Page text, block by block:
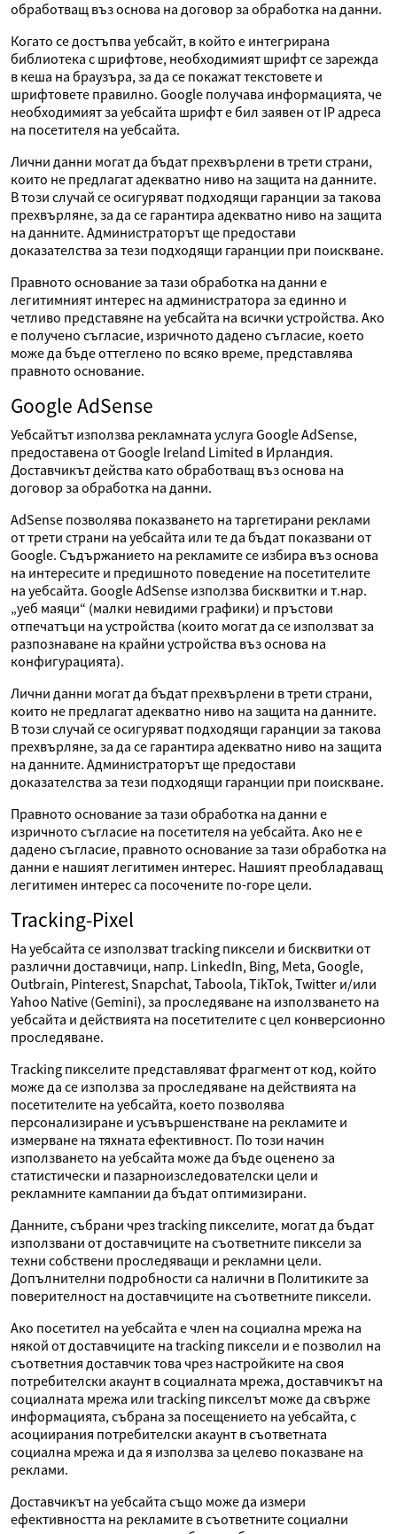
обработващ въз основа на договор за обработка на данни.
Когато се достъпва уебсайт, в който е интегрирана
библиотека с шрифтове, необходимият шрифт се зарежда
в кеша на браузъра, за да се покажат текстовете и
шрифтовете правилно. Google получава информацията, че
необходимият за уебсайта шрифт е бил заявен от IP адреса
на посетителя на уебсайта.
Лични данни могат да бъдат прехвърлени в трети страни,
които не предлагат адекватно ниво на защита на данните.
В този случай се осигуряват подходящи гаранции за такова
прехвърляне, за да се гарантира адекватно ниво на защита
на данните. Администраторът ще предостави
доказателства за тези подходящи гаранции при поискване.
Правното основание за тази обработка на данни е
легитимният интерес на администратора за единно и
четливо представяне на уебсайта на всички устройства. Ако
е получено съгласие, изричното дадено съгласие, което
може да бъде оттеглено по всяко време, представлява
правното основание.
Google AdSense
Уебсайтът използва рекламната услуга Google AdSense,
предоставена от Google Ireland Limited в Ирландия.
Доставчикът действа като обработващ въз основа на
договор за обработка на данни.
AdSense позволява показването на таргетирани реклами
от трети страни на уебсайта или те да бъдат показвани от
Google. Съдържанието на рекламите се избира въз основа
на интересите и предишното поведение на посетителите
на уебсайта. Google AdSense използва бисквитки и т.нар.
„уеб маяци“ (малки невидими графики) и пръстови
отпечатъци на устройства (които могат да се използват за
разпознаване на крайни устройства въз основа на
конфигурацията).
Лични данни могат да бъдат прехвърлени в трети страни,
които не предлагат адекватно ниво на защита на данните.
В този случай се осигуряват подходящи гаранции за такова
прехвърляне, за да се гарантира адекватно ниво на защита
на данните. Администраторът ще предостави
доказателства за тези подходящи гаранции при поискване.
Правното основание за тази обработка на данни е
изричното съгласие на посетителя на уебсайта. Ако не е
дадено съгласие, правното основание за тази обработка на
данни е нашият легитимен интерес. Нашият преобладаващ
легитимен интерес са посочените по-горе цели.
Tracking-Pixel
На уебсайта се използват tracking пиксели и бисквитки от
различни доставчици, напр. LinkedIn, Bing, Meta, Google,
Outbrain, Pinterest, Snapchat, Taboola, TikTok, Twitter и/или
Yahoo Native (Gemini), за проследяване на използването на
уебсайта и действията на посетителите с цел конверсионно
проследяване.
Tracking пикселите представляват фрагмент от код, който
може да се използва за проследяване на действията на
посетителите на уебсайта, което позволява
персонализиране и усъвършенстване на рекламите и
измерване на тяхната ефективност. По този начин
използването на уебсайта може да бъде оценено за
статистически и пазарноизследователски цели и
рекламните кампании да бъдат оптимизирани.
Данните, събрани чрез tracking пикселите, могат да бъдат
използвани от доставчиците на съответните пиксели за
техни собствени проследяващи и рекламни цели.
Допълнителни подробности са налични в Политиките за
поверителност на доставчиците на съответните пиксели.
Ако посетител на уебсайта е член на социална мрежа на
някой от доставчиците на tracking пиксели и е позволил на
съответния доставчик това чрез настройките на своя
потребителски акаунт в социалната мрежа, доставчикът на
социалната мрежа или tracking пикселът може да свърже
информацията, събрана за посещението на уебсайта, с
асоциирания потребителски акаунт в съответната
социална мрежа и да я използва за целево показване на
реклами.
Доставчикът на уебсайта също може да измери
ефективността на рекламите в съответните социални